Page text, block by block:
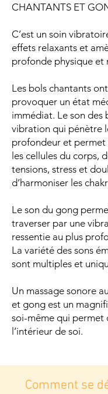
CHANTANTS ET
C’est un soin
effets relaxants et
profonde physique et
Les bols chantants
provoquer un état
immédiat. Le son des
vibration qui pénètre
profondeur et permet
les cellules du corps,
tensions, stress et
d’harmoniser les
Le son du gong
traverser par une
ressentie au plus
La variété des sons
sont multiples et
Un massage sonore
et gong est un
soi-même qui permet
l’intérieur de soi.
Comment se